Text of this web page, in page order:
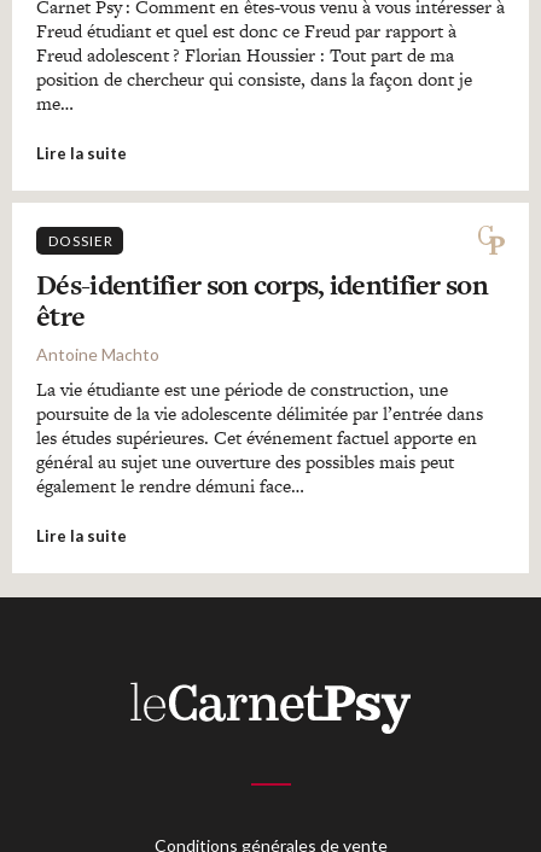
Carnet Psy : Comment en êtes-vous venu à vous intéresser à
Freud étudiant et quel est donc ce Freud par rapport à
Freud adolescent ? Florian Houssier : Tout part de ma
position de chercheur qui consiste, dans la façon dont je
me…
Lire la suite
DOSSIER
Dés-identifier son corps, identifier son
être
Antoine Machto
La vie étudiante est une période de construction, une
poursuite de la vie adolescente délimitée par l’entrée dans
les études supérieures. Cet événement factuel apporte en
général au sujet une ouverture des possibles mais peut
également le rendre démuni face…
Lire la suite
Conditions générales de vente